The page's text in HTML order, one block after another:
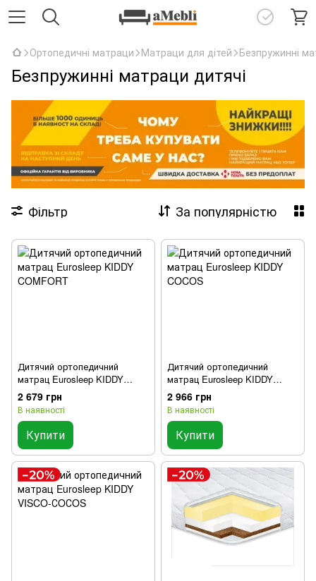
Ортопедичні матраци Матраци для дітей Безпружинні
Безпружинні матраци дитячі
Фільтр За популярністю
Дитячий ортопедичний
матрац Eurosleep KIDDY
COMFORT
2 679 грн
В наявності
Купити
Дитячий ортопедичний
матрац Eurosleep KIDDY
COCOS
2 966 грн
В наявності
Купити